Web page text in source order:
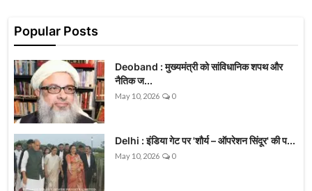
Popular Posts
Deoband : मुख्यमंत्री को सांविधानिक शपथ और
नैतिक ज...
May 10, 2026 0
Delhi : इंडिया गेट पर 'शौर्य – ऑपरेशन सिंदूर' की प...
May 10, 2026 0